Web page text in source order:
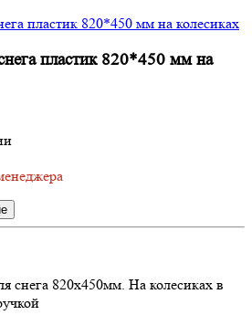
пластик 820*450 мм на
820х450мм. На колесиках в